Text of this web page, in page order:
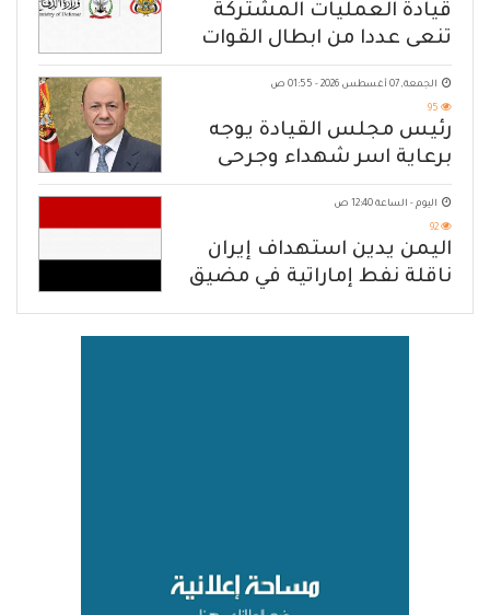
قيادة العمليات المشتركة
تنعى عددا من ابطال القوات
المسلحة
الجمعة, 07 أغسطس 2026 - 01:55 ص
95
رئيس مجلس القيادة يوجه
برعاية اسر شهداء وجرحى
الهجوم الإرهابي الحوثي والرد
الحازم على مصدر التهديد
اليوم - الساعة 12:40 ص
92
اليمن يدين استهداف إيران
ناقلة نفط إماراتية في مضيق